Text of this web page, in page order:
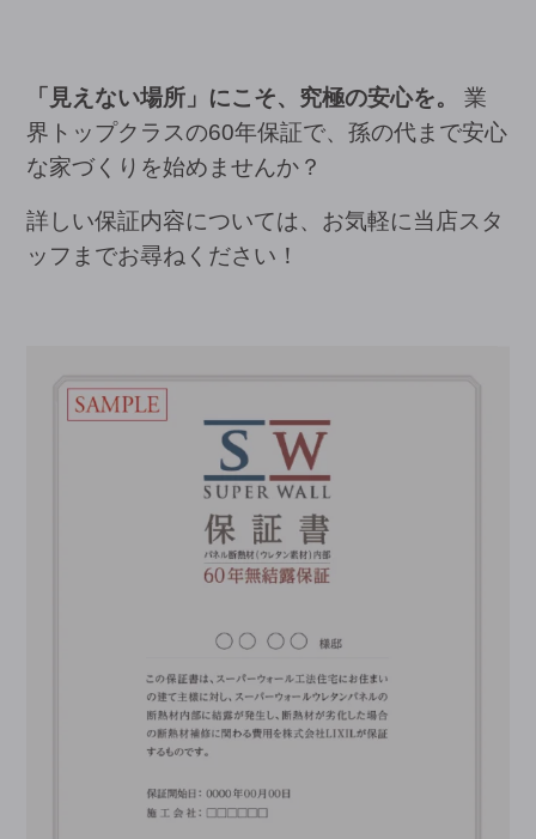
「見えない場所」にこそ、究極の安心を。
業
界トップクラスの60年保証で、孫の代まで安心
な家づくりを始めませんか？
詳しい保証内容については、お気軽に当店スタ
ッフまでお尋ねください！